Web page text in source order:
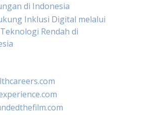
di Indonesia
Inklusi Digital melalui
Rendah di